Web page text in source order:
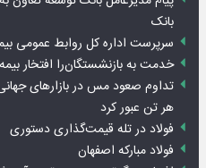
بانک
سرپرست اداره کل روابط عمومی
خدمت به بازنشستگان‌را افتخار
هر تن عبور کرد
فولاد در تله قیمت‌گذاری دستوری
فولاد مبارکه اصفهان